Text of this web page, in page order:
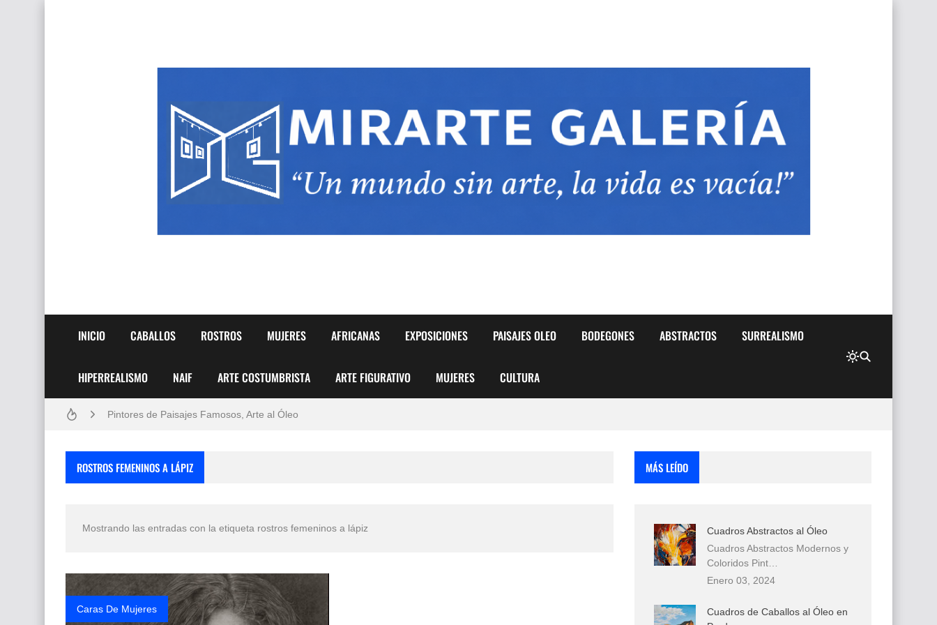
INICIO CABALLOS ROSTROS MUJERES AFRICANAS EXPOSICIONES PAISAJES OLEO BODEGONES ABSTRACTOS SURREALISMO
HIPERREALISMO NAIF ARTE COSTUMBRISTA ARTE FIGURATIVO MUJERES CULTURA
Frutas y Flores Para Colorear Imágenes
Pintores de Paisajes Famosos, Arte al Óleo
Rostros Bellos, La Perfección del Dibujo A Lápiz, Biryulina Vita
Fotos Artísticas de las Actrices de Hollywood Más Bellas del Mundo
ROSTROS FEMENINOS A LÁPIZ
Mostrando las entradas con la etiqueta rostros femeninos a lápiz
Caras De Mujeres
MÁS LEÍDO
Cuadros Abstractos al Óleo
Cuadros Abstractos Modernos y
Coloridos Pint…
Enero 03, 2024
Cuadros de Caballos al Óleo en